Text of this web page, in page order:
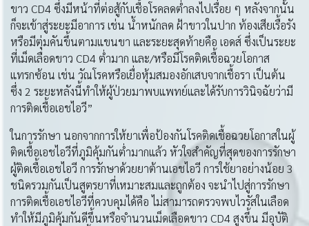
ขาว CD4 ซึ่งมีหน้าที่ต่อสู้กับเชื้อโรคลดต่ำลงไปเรื่อย ๆ หลังจากนั้น
ก็จะเข้าสู่ระยะมีอาการ เช่น น้ำหนักลด ฝ้าขาวในปาก ท้องเสียเรื้อรัง
หรือมีตุ่มคันขึ้นตามแขนขา และระยะสุดท้ายคือ เอดส์ ซึ่งเป็นระยะ
ที่เม็ดเลือดขาว CD4 ต่ำมาก และ/หรือมีโรคติดเชื้อฉวยโอกาส
แทรกซ้อน เช่น วัณโรคหรือเยื่อหุ้มสมองอักเสบจากเชื้อรา เป็นต้น
ซึ่ง 2 ระยะหลังนี้ทำให้ผู้ป่วยมาพบแพทย์และได้รับการวินิจฉัยว่ามี
การติดเชื้อเอชไอวี”
ในการรักษา นอกจากการให้ยาเพื่อป้องกันโรคติดเชื้อฉวยโอกาสในผู้
ติดเชื้อเอชไอวีที่ภูมิคุ้มกันต่ำมากแล้ว หัวใจสำคัญที่สุดของการรักษา
ผู้ติดเชื้อเอชไอวี การรักษาด้วยยาต้านเอชไอวี การใช้ยาอย่างน้อย 3
ชนิดรวมกันเป็นสูตรยาที่เหมาะสมและถูกต้อง จะนำไปสู่การรักษา
การติดเชื้อเอชไอวีที่ควบคุมได้คือ ไม่สามารถตรวจพบไวรัสในเลือด
ทำให้มีภูมิคุ้มกันดีขึ้นหรือจำนวนเม็ดเลือดขาว CD4 สูงขึ้น มีอุบัติ